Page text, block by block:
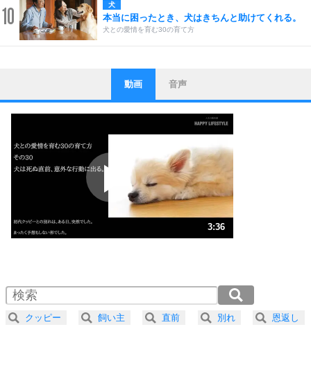
10 犬
本当に困ったとき、犬はきちんと助けてくれる。
犬との愛情を育む30の育て方
1
ストレス対策
他人と比べない。
いっそのこと、他人を見ない。
いらいらしない人になる30の方法
ポジティブになれない原因は、行動しないから。
ポジティブ思考になる30の方法
ストレス対策
人生、なんとかなるもの。
気楽に生きる30の方法
4 器の大きい人は、怒りを優しさで表現する。
動画 音声
3:36
2.0倍速 （424KB 1分48秒）
2.5倍速 （339KB 1分26秒）
3.0倍速 （283KB 1分12秒）
クッピー 飼い主 直前 別れ 恩返し